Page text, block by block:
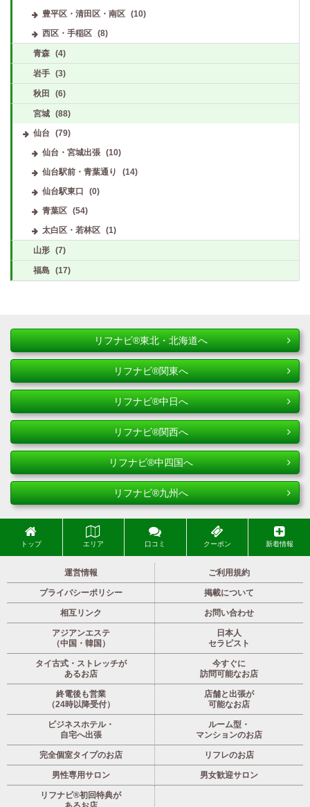
豊平区・清田区・南区
(10)
西区・手稲区
(8)
青森 (4)
岩手 (3)
秋田 (6)
宮城 (88)
仙台 (79)
仙台・宮城出張
(10)
仙台駅前・青葉通り
(14)
仙台駅東口
(0)
青葉区
(54)
太白区・若林区
(1)
山形 (7)
福島 (17)
リフナビ®東北・北海道へ
リフナビ®関東へ
リフナビ®中日へ
リフナビ®関西へ
リフナビ®中四国へ
リフナビ®九州へ
トップ エリア 口コミ クーポン 新着情報
運営情報 ご利用規約
プライバシーポリシー 掲載について
相互リンク お問い合わせ
アジアンエステ
（中国・韓国）
日本人
セラピスト
タイ古式・ストレッチが
あるお店
今すぐに
訪問可能なお店
終電後も営業
（24時以降受付）
店舗と出張が
可能なお店
ビジネスホテル・
自宅へ出張
ルーム型・
マンションのお店
完全個室タイプのお店 リフレのお店
男性専用サロン 男女歓迎サロン
リフナビ®初回特典が